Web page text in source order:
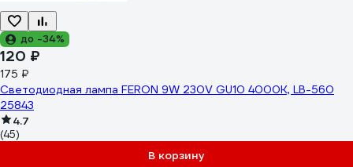
до -34%
120 ₽
175 ₽
Светодиодная лампа FERON 9W 230V GU10 4000K, LB-560
25843
4.7
(45)
В корзину